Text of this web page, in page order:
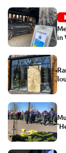
in